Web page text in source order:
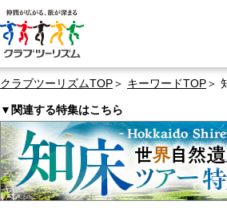
クラブツーリズムTOP キーワードTOP
▼関連する特集はこちら